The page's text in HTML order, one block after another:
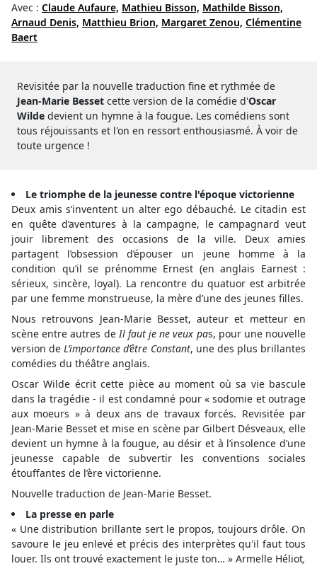
Avec : Claude Aufaure, Mathieu Bisson, Mathilde Bisson,
Arnaud Denis, Matthieu Brion, Margaret Zenou, Clémentine
Baert
Revisitée par la nouvelle traduction fine et rythmée de
Jean-Marie Besset cette version de la comédie d'Oscar
Wilde devient un hymne à la fougue. Les comédiens sont
tous réjouissants et l'on en ressort enthousiasmé. À voir de
toute urgence !
Le triomphe de la jeunesse contre l'époque victorienne
Deux amis s’inventent un alter ego débauché. Le citadin est
en quête d’aventures à la campagne, le campagnard veut
jouir librement des occasions de la ville. Deux amies
partagent l’obsession d’épouser un jeune homme à la
condition qu’il se prénomme Ernest (en anglais Earnest :
sérieux, sincère, loyal). La rencontre du quatuor est arbitrée
par une femme monstrueuse, la mère d’une des jeunes filles.
Nous retrouvons Jean-Marie Besset, auteur et metteur en
scène entre autres deIl faut je ne veux pas, pour une nouvelle
version deL’importance d’être Constant, une des plus brillantes
comédies du théâtre anglais.
Oscar Wilde écrit cette pièce au moment où sa vie bascule
dans la tragédie - il est condamné pour « sodomie et outrage
aux moeurs » à deux ans de travaux forcés. Revisitée par
Jean-Marie Besset et mise en scène par Gilbert Désveaux, elle
devient un hymne à la fougue, au désir et à l’insolence d’une
jeunesse capable de subvertir les conventions sociales
étouffantes de l’ère victorienne.
Nouvelle traduction de Jean-Marie Besset.
La presse en parle
« Une distribution brillante sert le propos, toujours drôle. On
savoure le jeu enlevé et précis des interprètes qu'il faut tous
louer. Ils ont trouvé exactement le juste ton… » Armelle Héliot,